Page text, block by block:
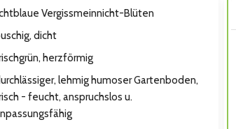
Vergissmeinnicht-Blüten
dicht
herzförmig
lehmig humoser Gartenboden,
- feucht, anspruchslos u.